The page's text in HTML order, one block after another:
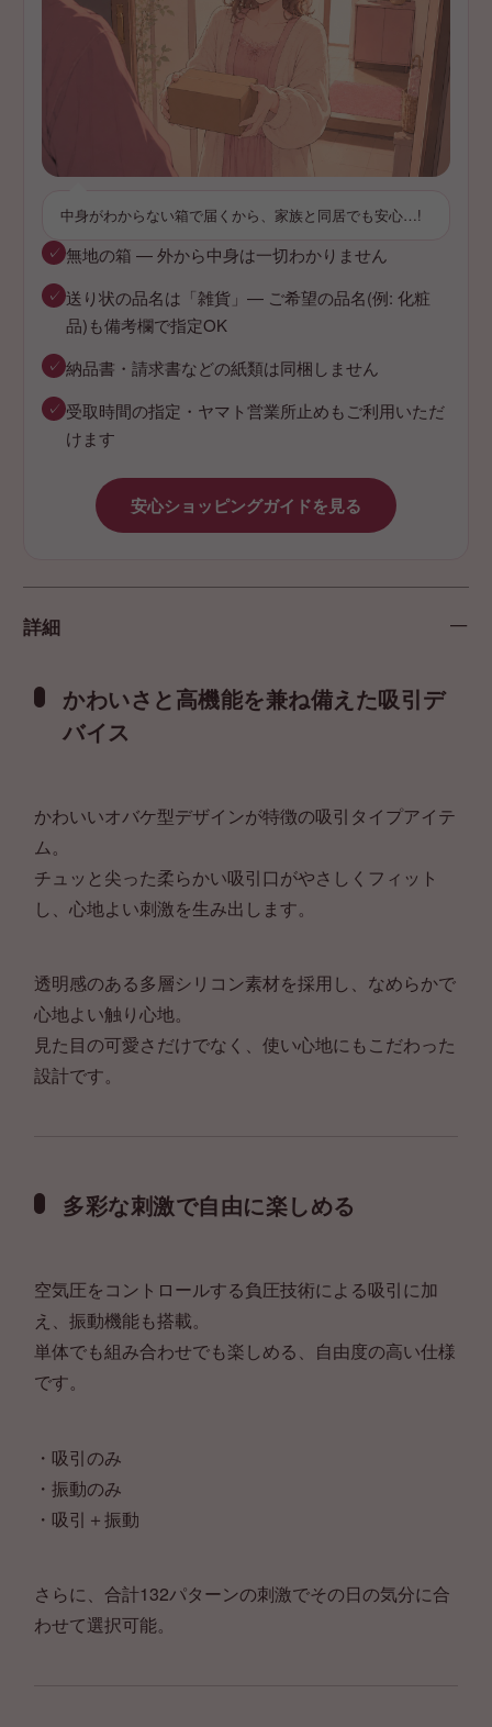
中身がわからない箱で届くから、家族と同居でも安心…!
✓ 無地の箱 — 外から中身は一切わかりません
✓ 送り状の品名は「雑貨」— ご希望の品名(例: 化粧
品)も備考欄で指定OK
✓ 納品書・請求書などの紙類は同梱しません
✓ 受取時間の指定・ヤマト営業所止めもご利用いただ
けます
安心ショッピングガイドを見る
詳細
かわいさと高機能を兼ね備えた吸引デ
バイス
かわいいオバケ型デザインが特徴の吸引タイプアイテ
ム。
チュッと尖った柔らかい吸引口がやさしくフィット
し、心地よい刺激を生み出します。
透明感のある多層シリコン素材を採用し、なめらかで
心地よい触り心地。
見た目の可愛さだけでなく、使い心地にもこだわった
設計です。
多彩な刺激で自由に楽しめる
空気圧をコントロールする負圧技術による吸引に加
え、振動機能も搭載。
単体でも組み合わせでも楽しめる、自由度の高い仕様
です。
・吸引のみ
・振動のみ
・吸引＋振動
さらに、合計132パターンの刺激でその日の気分に合
わせて選択可能。